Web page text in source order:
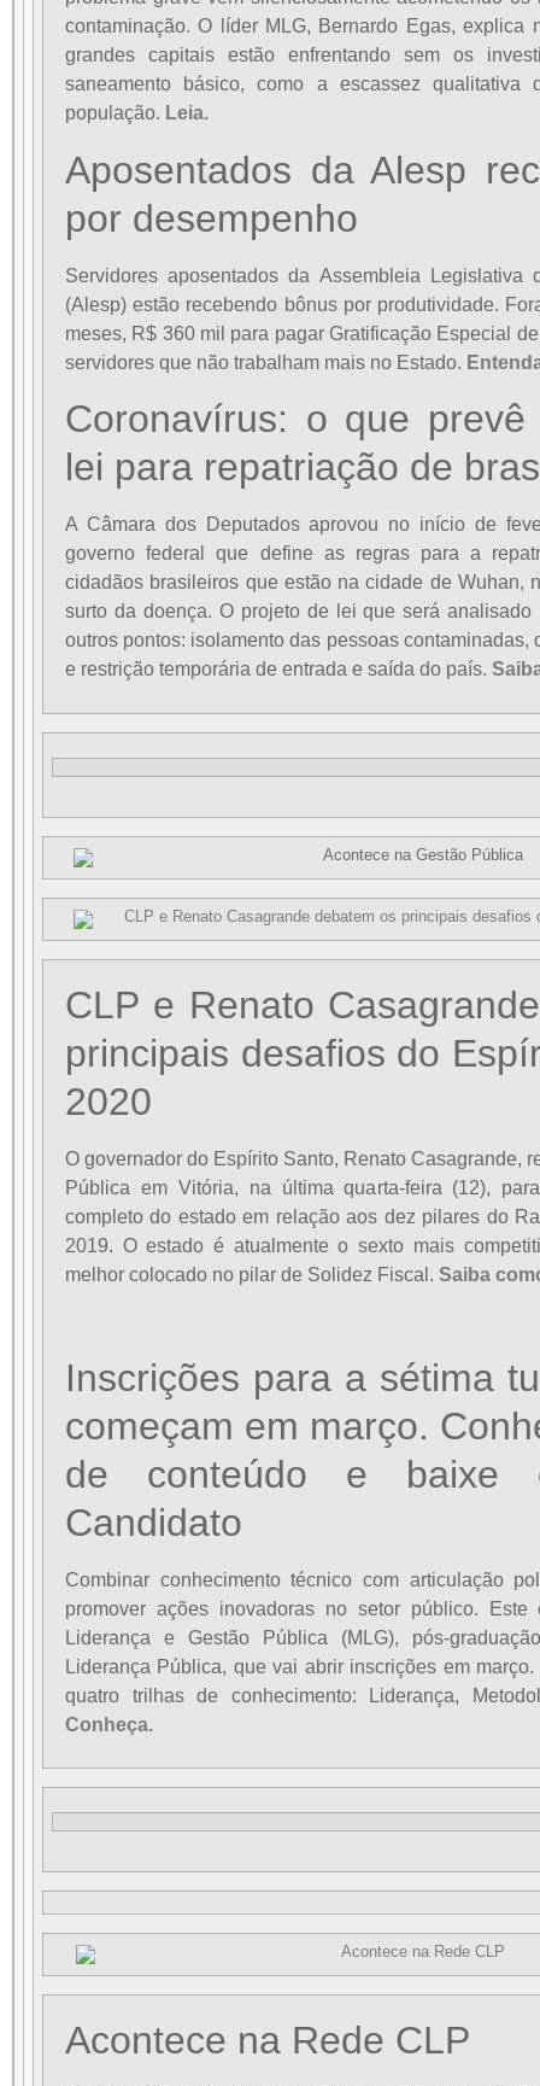
contaminação. O líder MLG, Bernardo Egas, explica
grandes capitais estão enfrentando sem os
saneamento básico, como a escassez
população. Leia.
Aposentados da Alesp
por desempenho
Servidores aposentados da Assembleia
(Alesp) estão recebendo bônus por produtividade.
meses, R$ 360 mil para pagar Gratificação Especial
servidores que não trabalham mais no Estado.
Coronavírus: o que
lei para repatriação de
A Câmara dos Deputados aprovou no início de
governo federal que define as regras para a
cidadãos brasileiros que estão na cidade de Wuhan,
surto da doença. O projeto de lei que será analisado
outros pontos: isolamento das pessoas contaminadas,
e restrição temporária de entrada e saída do país.
CLP e Renato
principais desafios do
2020
O governador do Espírito Santo, Renato Casagrande,
Pública em Vitória, na última quarta-feira (12),
completo do estado em relação aos dez pilares do
2019. O estado é atualmente o sexto mais
melhor colocado no pilar de Solidez Fiscal. Saiba
Inscrições para a sétima
começam em março.
de conteúdo e baixe
Candidato
Combinar conhecimento técnico com articulação
promover ações inovadoras no setor público.
Liderança e Gestão Pública (MLG), pós-
Liderança Pública, que vai abrir inscrições em
quatro trilhas de conhecimento: Liderança,
Conheça.
Acontece na Rede CLP